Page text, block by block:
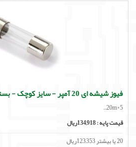
فیوز شیشه ای 20 آمپر - سایز کوچک - بسته 5 تایی
20m*5..
قیمت پایه :134,918ریال
20 یا بیشتر 123,353ریال